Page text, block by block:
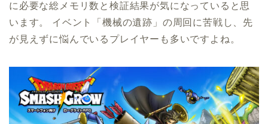
に必要な総メモリ数と検証結果が気になっていると思
います。 イベント「機械の遺跡」の周回に苦戦し、先
が見えずに悩んでいるプレイヤーも多いですよね。